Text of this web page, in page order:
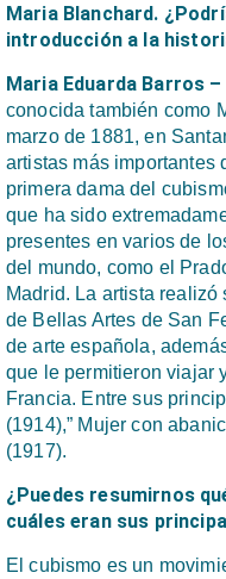
Maria Blanchard.
introducción a la
Maria Eduarda Barros –
conocida también como
marzo de 1881, en
artistas más importantes
primera dama del
que ha sido
presentes en varios de
del mundo, como el
Madrid. La artista
de Bellas Artes de San
de arte española,
que le permitieron viajar
Francia. Entre sus
(1914),” Mujer con
(1917).
¿Puedes resumirnos
cuáles eran sus
El cubismo es un